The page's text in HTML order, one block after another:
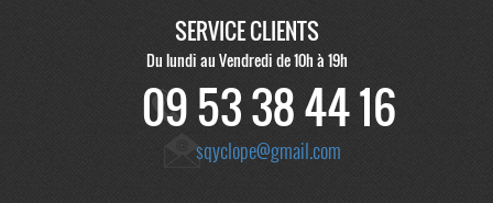
SERVICE CLIENTS
Du lundi au Vendredi de 10h à 19h
09 53 38 44 16
sqyclope@gmail.com